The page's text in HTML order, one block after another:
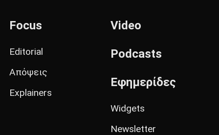
Focus
Editorial
Απόψεις
Explainers
Video
Podcasts
Εφημερίδες
Widgets
Newsletter